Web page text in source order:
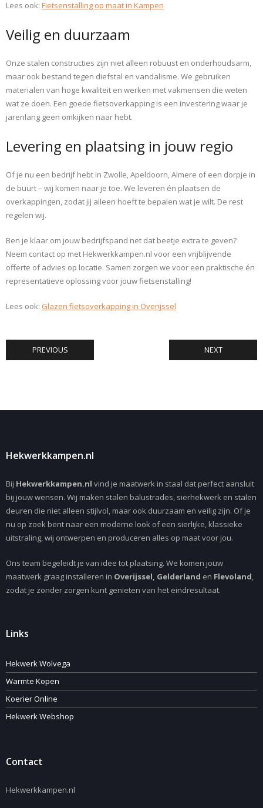
Lees ook: Fietsenstalling op maat in Kampen
Veilig en duurzaam
Onze stalen constructies zijn niet alleen robuust en onderhoudsarm,
maar ook bestand tegen diefstal en vandalisme. We gebruiken
materialen van hoge kwaliteit en werken met vakmensen die weten
wat ze doen. Een goede fietsoverkapping is een investering waar je
jarenlang geen omkijken naar hebt.
Levering en plaatsing in jouw regio
Of je nu een bedrijf hebt in Zwolle, Apeldoorn, Almere of een dorpje in
de buurt – wij komen naar je toe. We leveren én plaatsen de
overkappingen, zodat jij alleen hoeft te bepalen wat je wilt. De rest
regelen wij.
Ben je klaar om jouw bedrijfspand net dat beetje extra te geven?
Neem contact op met Hekwerkkampen.nl voor een vrijblijvende
offerte of advies op locatie. Samen zorgen we voor een praktische én
representatieve oplossing voor jouw fietsenstalling!
Lees ook: Glazen fietsoverkapping in Overijssel
PREVIOUS NEXT
Hekwerkkampen.nl
Bij Hekwerkkampen.nl vind je maatwerk in staal dat perfect aansluit
bij jouw wensen. Wij maken stalen balustrades, sierhekwerk en stalen
deuren die niet alleen stijlvol, maar ook duurzaam en veilig zijn. Of je
nu op zoek bent naar een moderne look of een sierlijke, klassieke
uitstraling, wij ontwerpen en produceren alles op maat voor jou.
Ons team begeleidt je van idee tot plaatsing. We komen jouw
maatwerk graag installeren in Overijssel, Gelderland en Flevoland,
zodat je zonder zorgen kunt genieten van het eindresultaat.
Links
Hekwerk Wolvega
Warmte Kopen
Koerier Online
Hekwerk Webshop
Contact
Hekwerkkampen.nl